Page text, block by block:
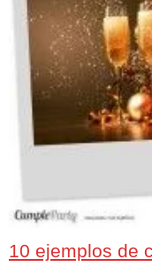
10 ejemplos de